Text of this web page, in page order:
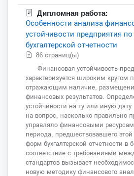
Дипломная работа:
Особенности анализа
устойчивости предприятия
бухгалтерской отчетности
86 страниц(ы)
Финансовая устойчивость
характеризуется широким кругом
отражающим наличие,
финансовых результатов.
устойчивости на ту или иную дату
на вопрос, насколько правильно
управляло финансовыми
периода, предшествовавшего
форм бухгалтерской отчетности в
соответствие с требованиями
стандартов вызывает
новую методику финансового